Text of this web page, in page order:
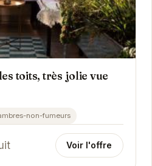
toits, très jolie vue
non-fumeurs
Voir l'offre